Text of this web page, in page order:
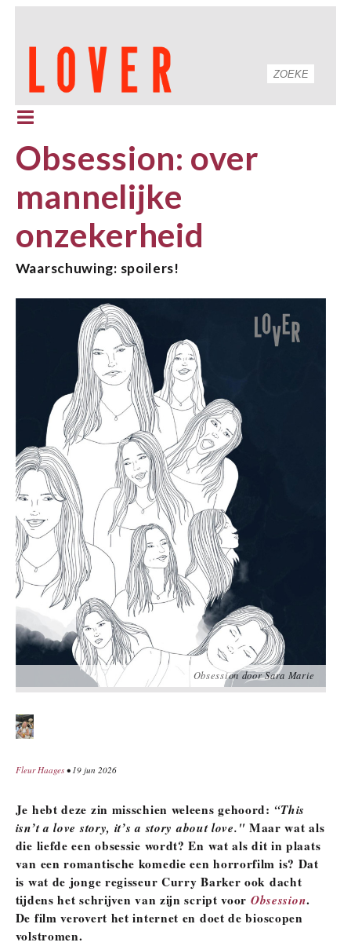
Obsession: over
mannelijke
onzekerheid
Waarschuwing: spoilers!
Obsession door Sara Marie
Fleur Haages• 19 jun 2026
Je hebt deze zin misschien weleens gehoord: “This
isn’t a love story, it’s a story about love." Maar wat als
die liefde een obsessie wordt? En wat als dit in plaats
van een romantische komedie een horrorfilm is? Dat
is wat de jonge regisseur Curry Barker ook dacht
tijdens het schrijven van zijn script voor Obsession.
De film verovert het internet en doet de bioscopen
volstromen.